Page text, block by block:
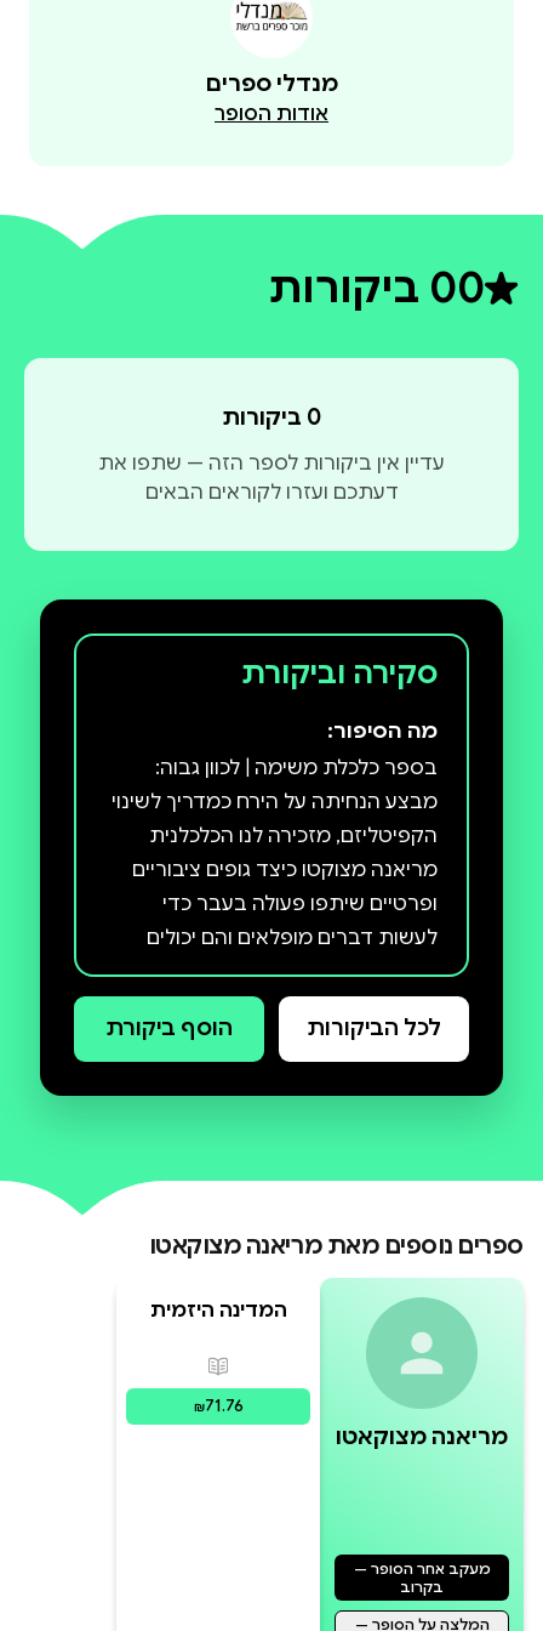
מנדלי ספרים
אודות הסופר
0דירוג ממוצע 0 מתוך 5
0 ביקורות
0 ביקורות
עדיין אין ביקורות לספר הזה — שתפו את
דעתכם ועזרו לקוראים הבאים
סקירה וביקורת
מה הסיפור:
בספר כלכלת משימה | לכוון גבוה:
מבצע הנחיתה על הירח כמדריך לשינוי
הקפיטליזם, מזכירה לנו הכלכלנית
מריאנה מצוקטו כיצד גופים ציבוריים
ופרטיים שיתפו פעולה בעבר כדי
לעשות דברים מופלאים והם יכולים
לעשות זאת גם היום. היא מציגה חזון
שבו ממשלות, בשיתוף האזרחים,
מציבות מטרות שאפתניות, שהגשמתן
הדיגיטלי, להכחיד את העוני, לעצב
ותעסוקה מלאה ומכובדת לכול, למצוא
תרופה לסרטן – כל אלה הם אתגרי
לכל הביקורות הוסף ביקורת
ספרים נוספים מאת מריאנה מצוקאטו
מריאנה מצוקאטו
מעקב אחר הסופר —
בקרוב
המלצה על הסופר —
המדינה היזמית
פורמטים זמינים
₪71.76